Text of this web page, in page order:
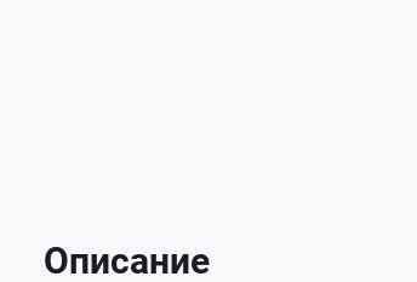
Описание